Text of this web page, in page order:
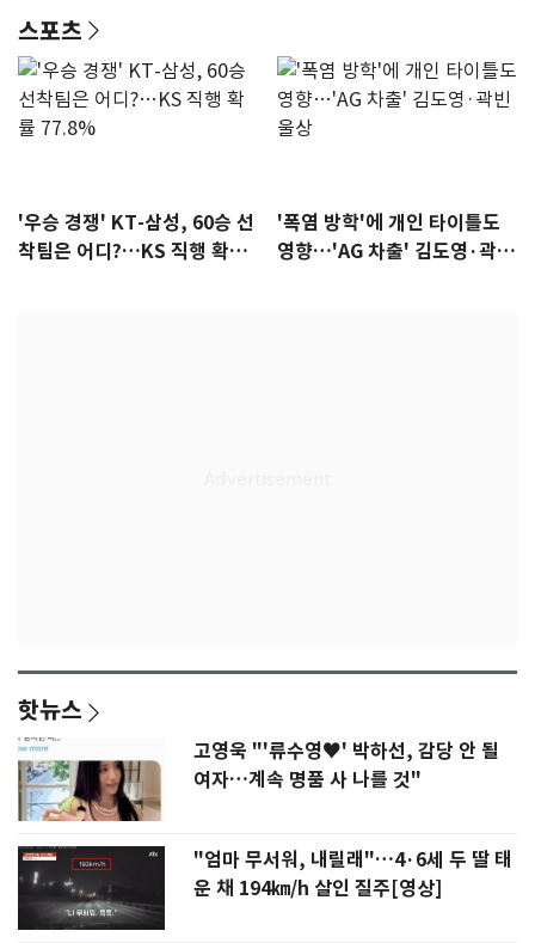
스포츠
'우승 경쟁' KT-삼성, 60승 선
착팀은 어디?…KS 직행 확률
'폭염 방학'에 개인 타이틀도
영향…'AG 차출' 김도영·곽빈
핫뉴스
고영욱 "'류수영♥' 박하선, 감당 안 될
여자…계속 명품 사 나를 것"
"엄마 무서워, 내릴래"…4·6세 두 딸 태
운 채 194㎞/h 살인 질주[영상]